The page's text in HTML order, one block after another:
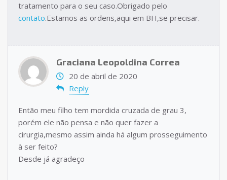
tratamento para o seu caso.Obrigado pelo
contato.Estamos as ordens,aqui em BH,se precisar.
Graciana Leopoldina Correa
20 de abril de 2020
Reply
Então meu filho tem mordida cruzada de grau 3,
porém ele não pensa e não quer fazer a
cirurgia,mesmo assim ainda há algum prosseguimento
à ser feito?
Desde já agradeço